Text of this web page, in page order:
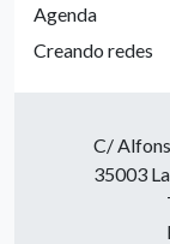
Agenda
Creando redes
C/
35003